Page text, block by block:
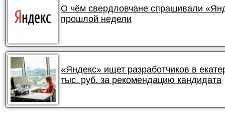
О чём свердловчане спрашивали
прошлой недели
«Яндекс» ищет разработчиков в
тыс. руб. за рекомендацию кандидата